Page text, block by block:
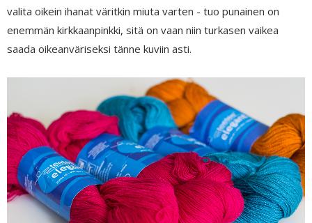
valita oikein ihanat väritkin miuta varten - tuo punainen on
enemmän kirkkaanpinkki, sitä on vaan niin turkasen vaikea
saada oikeanväriseksi tänne kuviin asti.